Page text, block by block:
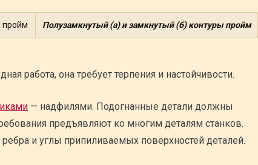
Полузамкнутый (а) и замкнутый (б) контуры пройм
работа, она требует терпения и настойчивости.
— надфилями. Подогнанные детали должны
предъявляют ко многим деталям станков.
и углы припиливаемых поверхностей деталей.